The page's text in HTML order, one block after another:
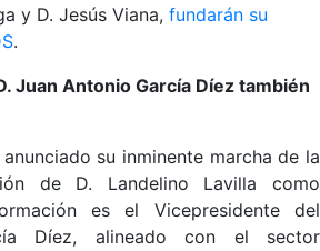
y D. Jesús Viana, fundarán su
.
Juan Antonio García Díez también
su inminente marcha de la
de D. Landelino Lavilla como
es el Vicepresidente del
Díez, alineado con el sector